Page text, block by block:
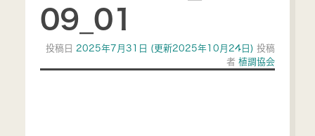
09_01
投稿日 2025年7月31日 (更新2025年10月24日)投稿
者 植調協会